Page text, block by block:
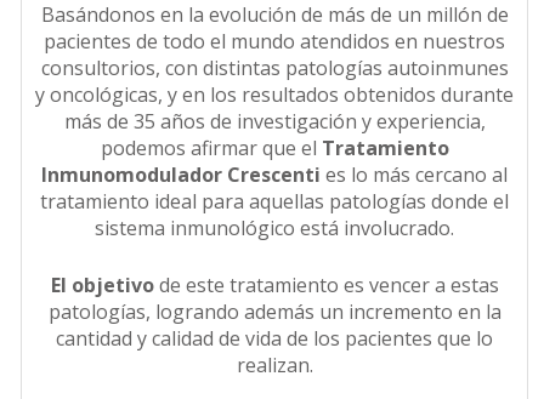
Basándonos en la evolución de más de un millón de
pacientes de todo el mundo atendidos en nuestros
consultorios, con distintas patologías autoinmunes
y oncológicas, y en los resultados obtenidos durante
más de 35 años de investigación y experiencia,
podemos afirmar que el Tratamiento
Inmunomodulador Crescenti es lo más cercano al
tratamiento ideal para aquellas patologías donde el
sistema inmunológico está involucrado.
El objetivode este tratamiento es vencer a estas
patologías, logrando además un incremento en la
cantidad y calidad de vida de los pacientes que lo
realizan.